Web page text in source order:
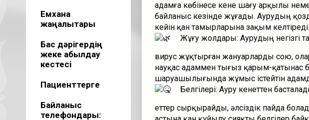
Емхана
жаңалықтары
Бас дәрігердің
жеке қабылдау
кестесі
Пациенттерге
Байланыс
телефондары:
адамға көбінесе кене шағу арқылы
байланыс кезінде жұғады. Аурудың
кейін қан тамырларына зақым келтіреді.
Жұғу жолдары: Аурудың негізгі
вирус жұқтырған жануарларды сою,
науқас адаммен тығыз қарым-қатынас
шаруашылығында жұмыс істейтін
Белгілері: Ауру кенеттен
еттер сырқырайды, әлсіздік пайда